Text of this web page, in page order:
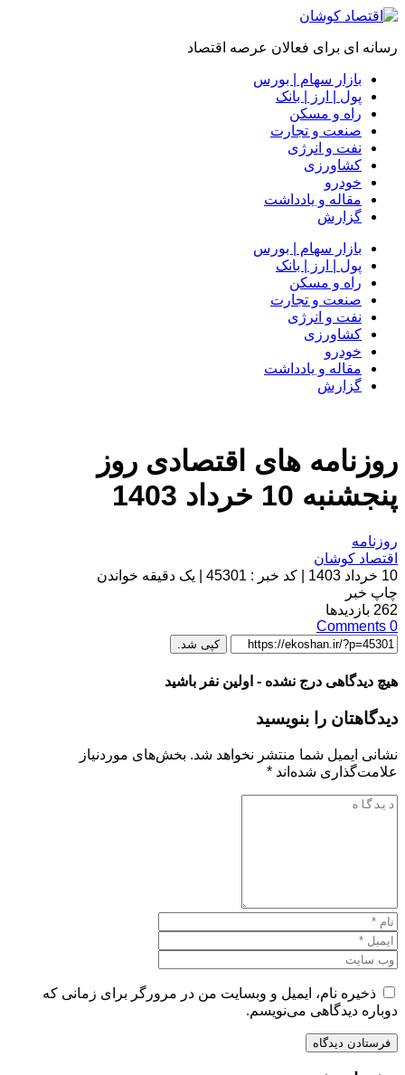
رسانه ای برای فعالان عرصه اقتصاد
بازار سهام | بورس
پول | ارز | بانک
راه و مسکن
صنعت و تجارت
نفت و انرژی
کشاورزی
خودرو
مقاله و یادداشت
گزارش
بازار سهام | بورس
پول | ارز | بانک
راه و مسکن
صنعت و تجارت
نفت و انرژی
کشاورزی
خودرو
مقاله و یادداشت
گزارش
روزنامه های اقتصادی روز
پنجشنبه 10 خرداد 1403
روزنامه
اقتصاد کوشان
10 خرداد 1403
کد خبر : 45301
یک دقیقه خواندن
چاپ خبر
262 بازدیدها
0
Comments
کپی شد.
هیچ دیدگاهی درج نشده - اولین نفر باشید
دیدگاهتان را بنویسید
نشانی ایمیل شما منتشر نخواهد شد. بخش‌های موردنیاز
علامت‌گذاری شده‌اند *
ذخیره نام، ایمیل و وبسایت من در مرورگر برای زمانی که
دوباره دیدگاهی می‌نویسم.